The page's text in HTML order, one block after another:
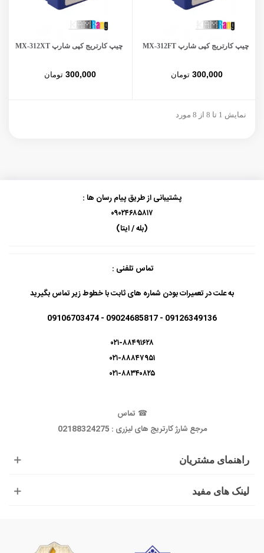
چیپ کارتریج کپی شارپ MX-312FT
300,000 تومان
چیپ کارتریج کپی شارپ MX-312XT
300,000 تومان
نمایش 1 تا 8 از 8 مورد
راهنمای مشتریان
لینک های مفید
پشتیبانی از طریق پیام رسان ها :
۰۹۰۲۴۶۸۵۸۱۷
(بله / ایتا)
تماس تلفنی :
به علت در تعمیرات بودن شماره های ثابت با خطوط زیر تماس بگیرید
09126349136 - 09024685817 - 09106703474
۰۲۱-۸۸۴۹۱۶۲۸
۰۲۱-۸۸۸۴۷۹۵۱
۰۲۱-۸۸۳۴۰۸۲۵
☎ تماس
مرجع شارژ کارتریج های لیزری : 02188324275